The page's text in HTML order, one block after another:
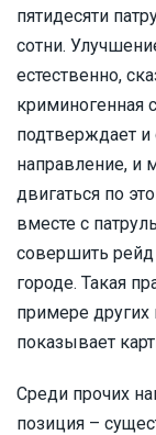
пятидесяти
сотни.
естественно,
криминогенная
подтверждает и
направление,
двигаться по
вместе с
совершить рейд
городе. Такая
примере других
показывает
Среди прочих
позиция –